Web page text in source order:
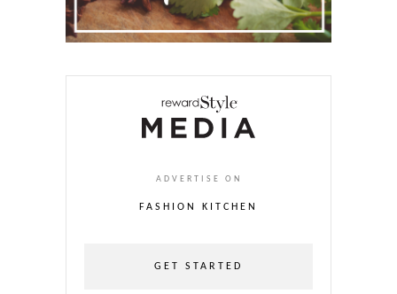
ADVERTISE ON
FASHION KITCHEN
GET STARTED